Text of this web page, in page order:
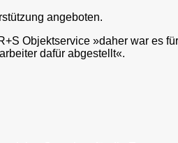
angeboten.
Objektservice »daher war es
dafür abgestellt«.